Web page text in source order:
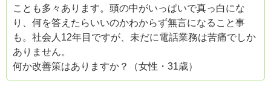
ことも多々あります。頭の中がいっぱいで真っ白にな
り、何を答えたらいいのかわからず無言になること事
も。社会人12年目ですが、未だに電話業務は苦痛でしか
ありません。
何か改善策はありますか？（女性・31歳）